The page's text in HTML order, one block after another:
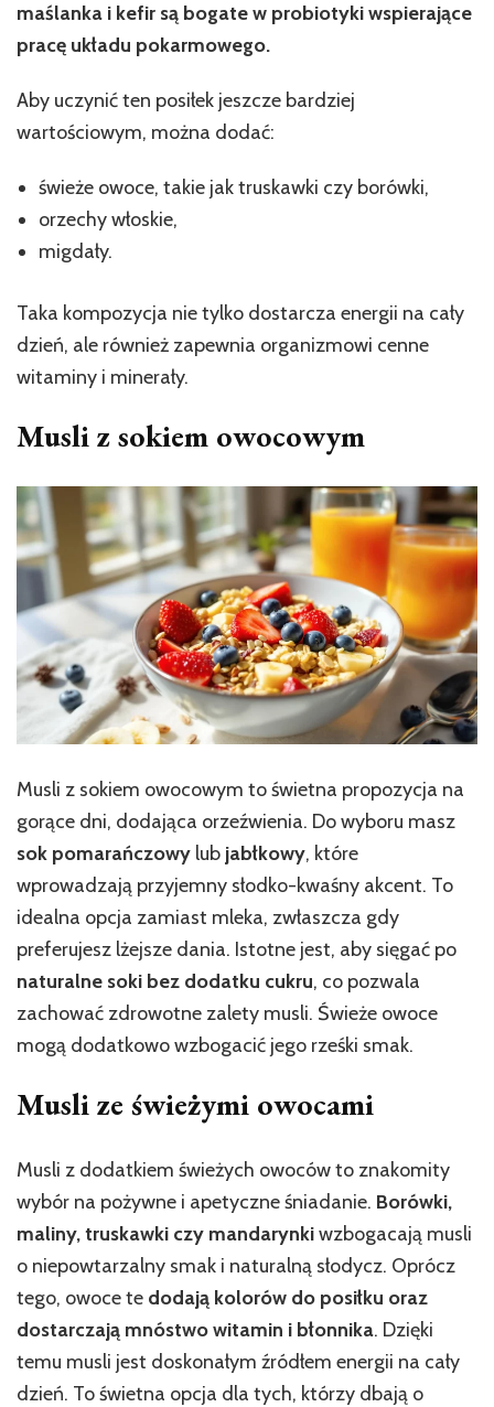
maślanka i kefir są bogate w probiotyki wspierające
pracę układu pokarmowego.
Aby uczynić ten posiłek jeszcze bardziej
wartościowym, można dodać:
świeże owoce, takie jak truskawki czy borówki,
orzechy włoskie,
migdały.
Taka kompozycja nie tylko dostarcza energii na cały
dzień, ale również zapewnia organizmowi cenne
witaminy i minerały.
Musli z sokiem owocowym
Musli z sokiem owocowym to świetna propozycja na
gorące dni, dodająca orzeźwienia. Do wyboru masz
sok pomarańczowy lub jabłkowy, które
wprowadzają przyjemny słodko-kwaśny akcent. To
idealna opcja zamiast mleka, zwłaszcza gdy
preferujesz lżejsze dania. Istotne jest, aby sięgać po
naturalne soki bez dodatku cukru, co pozwala
zachować zdrowotne zalety musli. Świeże owoce
mogą dodatkowo wzbogacić jego rześki smak.
Musli ze świeżymi owocami
Musli z dodatkiem świeżych owoców to znakomity
wybór na pożywne i apetyczne śniadanie. Borówki,
maliny, truskawki czy mandarynkiwzbogacają musli
o niepowtarzalny smak i naturalną słodycz. Oprócz
tego, owoce te dodają kolorów do posiłku oraz
dostarczają mnóstwo witamin i błonnika. Dzięki
temu musli jest doskonałym źródłem energii na cały
dzień. To świetna opcja dla tych, którzy dbają o